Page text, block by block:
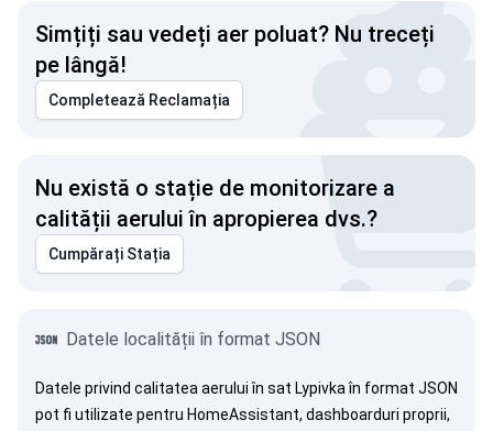
Simțiți sau vedeți aer poluat? Nu treceți
pe lângă!
Completează Reclamația
Nu există o stație de monitorizare a
calității aerului în apropierea dvs.?
Cumpărați Stația
Datele localității în format JSON
Datele privind calitatea aerului în sat Lypivka în format JSON
pot fi utilizate pentru HomeAssistant, dashboarduri proprii,